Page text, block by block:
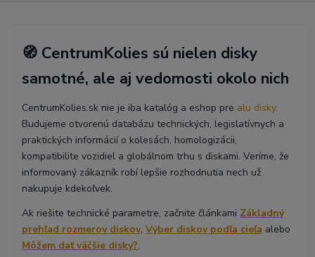
🧭 CentrumKolies sú nielen disky
samotné, ale aj vedomosti okolo nich
CentrumKolies.sk nie je iba katalóg a eshop pre alu disky.
Budujeme otvorenú databázu technických, legislatívnych a
praktických informácií o kolesách, homologizácii,
kompatibilite vozidiel a globálnom trhu s diskami. Veríme, že
informovaný zákazník robí lepšie rozhodnutia nech už
nakupuje kdekoľvek.
Ak riešite technické parametre, začnite článkami Základný
prehľad rozmerov diskov,Výber diskov podľa cieľa alebo
Môžem dať väčšie disky?.